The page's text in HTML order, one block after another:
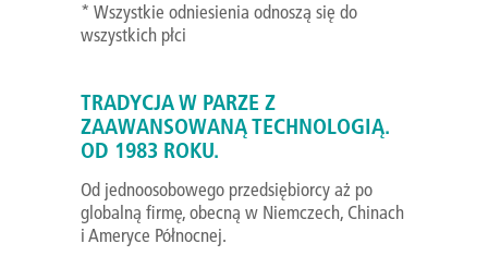
* Wszystkie odniesienia odnoszą się do
wszystkich płci
TRADYCJA W PARZE Z
ZAAWANSOWANĄ TECHNOLOGIĄ.
OD 1983 ROKU.
Od jednoosobowego przedsiębiorcy aż po
globalną firmę, obecną w Niemczech, Chinach
i Ameryce Północnej.